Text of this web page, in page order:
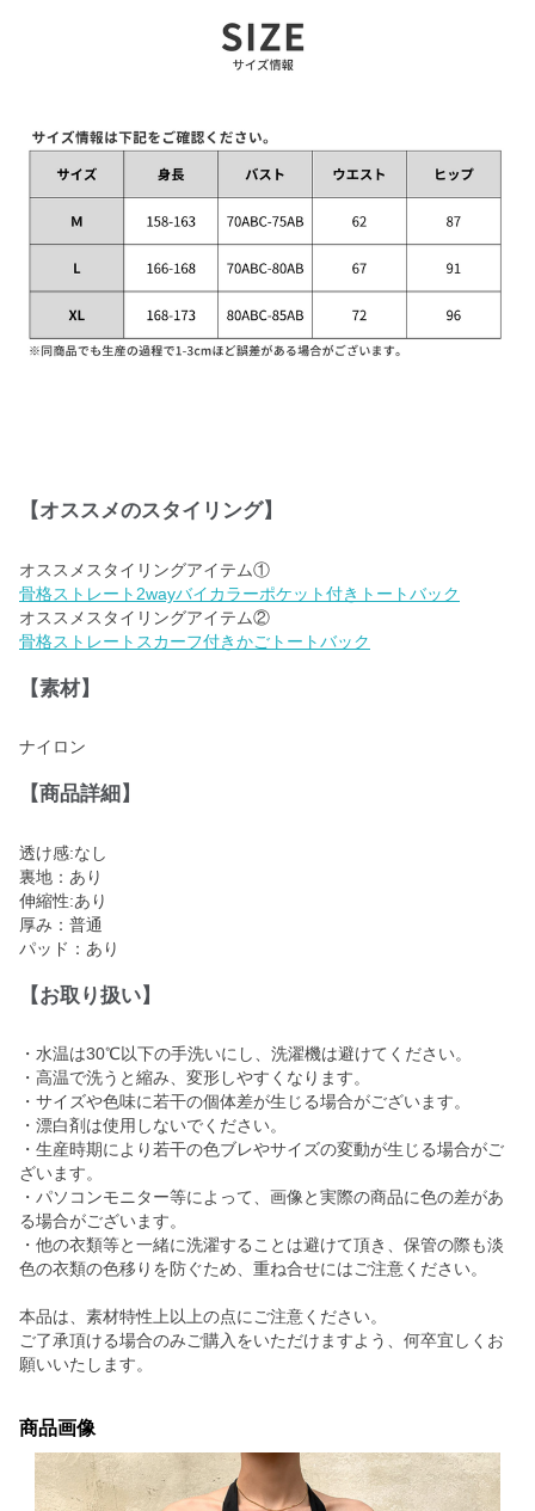
【オススメのスタイリング】
骨格ストレート2wayバイカラーポケット付きトートバック
骨格ストレートスカーフ付きかごトートバック
【素材】
ナイロン
【商品詳細】
透け感:なし
裏地：あり
伸縮性:あり
厚み：普通
パッド：あり
【お取り扱い】
・水温は30℃以下の手洗いにし、洗濯機は避けてください。
・高温で洗うと縮み、変形しやすくなります。
・サイズや色味に若干の個体差が生じる場合がございます。
・漂白剤は使用しないでください。
・生産時期により若干の色ブレやサイズの変動が生じる場合がご
ざいます。
・パソコンモニター等によって、画像と実際の商品に色の差があ
る場合がございます。
・他の衣類等と一緒に洗濯することは避けて頂き、保管の際も淡
色の衣類の色移りを防ぐため、重ね合せにはご注意ください。
本品は、素材特性上以上の点にご注意ください。
ご了承頂ける場合のみご購入をいただけますよう、何卒宜しくお
願いいたします。
商品画像